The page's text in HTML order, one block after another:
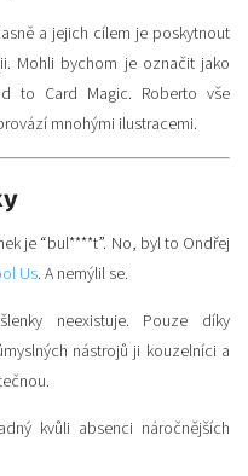
a jejich cílem je poskytnout
Mohli bychom je označit jako
to Card Magic. Roberto vše
mnohými ilustracemi.
je “bul****t”. No, byl to Ondřej
Us. A nemýlil se.
neexistuje. Pouze díky
nástrojů ji kouzelníci a
kvůli absenci náročnějších